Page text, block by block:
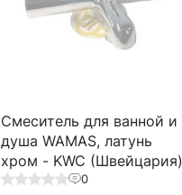
Смеситель для ванной и
душа WAMAS, латунь
хром - KWC (Швейцария)
0